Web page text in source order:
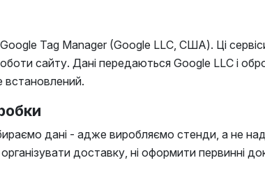
Tag Manager (Google LLC, США). Ці сервіси
сайту. Дані передаються Google LLC і
встановлений.
дані - адже виробляємо стенди, а не
доставку, ні оформити первинні